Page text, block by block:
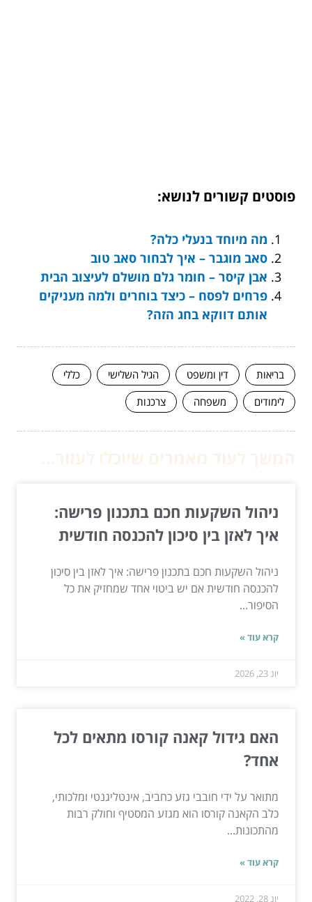
פוסטים קשורים לנושא:
מה מיוחד בנעלי כלה?
סאב מוגבר – איך לבחור סאב טוב
אבן קיסר – חומר גלם מושלם לעיצוב הבית
פרחים לפסח – כיצד בוחרים ולמה מעניקים
אותם דווקא בחג הזה?
בריאות דין ומשפט הגיל השלישי
כללי
לימודים
משפחה צרכנות
ניהול השקעות חכם בתכנון פרישה:
איך לאזן בין סיכון להכנסה חודשית
ניהול השקעות חכם בתכנון פרישה: איך לאזן בין סיכון
להכנסה חודשית אם יש ביטוי אחד שמחזיק את כל
הסיפור...
קרא עוד »
יונ 23, 2026
האם גידול קאנה קורסו מתאים לכל
אחד?
מתואר על ידי חובבי גזע כחביב, אינטליגנטי ומלכותי,
כלב הקאנה קורסו הוא מגזע המסטיף וחולק רבות
מהתכונות...
קרא עוד »
יונ 28, 2022